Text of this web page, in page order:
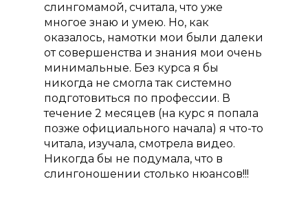
слингомамой, считала, что уже
многое знаю и умею. Но, как
оказалось, намотки мои были далеки
от совершенства и знания мои очень
минимальные. Без курса я бы
никогда не смогла так системно
подготовиться по профессии. В
течение 2 месяцев (на курс я попала
позже официального начала) я что-то
читала, изучала, смотрела видео.
Никогда бы не подумала, что в
слингоношении столько нюансов!!!